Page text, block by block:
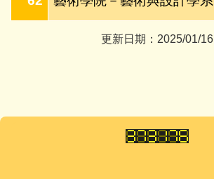
更新日期：2025/01/16